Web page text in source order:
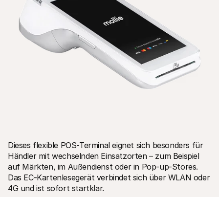
Dieses flexible POS-Terminal eignet sich besonders für
Händler mit wechselnden Einsatzorten – zum Beispiel
auf Märkten, im Außendienst oder in Pop-up-Stores.
Das EC-Kartenlesegerät verbindet sich über WLAN oder
4G und ist sofort startklar.